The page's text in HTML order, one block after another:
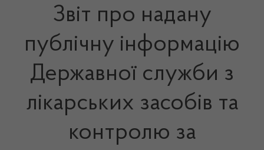
Звіт про надану
публічну інформацію
Державної служби з
лікарських засобів та
контролю за